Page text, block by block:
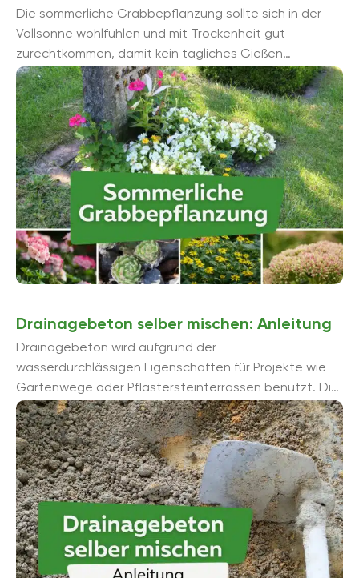
Die sommerliche Grabbepflanzung sollte sich in der
Vollsonne wohlfühlen und mit Trockenheit gut
zurechtkommen, damit kein tägliches Gießen
erforderlich wird. Im Folgenden sind einige geeignete
Pflanzenbeispiele zu ...
Drainagebeton selber mischen: Anleitung
Drainagebeton wird aufgrund der
wasserdurchlässigen Eigenschaften für Projekte wie
Gartenwege oder Pflastersteinterrassen benutzt. Die
spezielle Betonsorte lässt sich selber mischen, um die
gewünschte Menge zur Verfü...